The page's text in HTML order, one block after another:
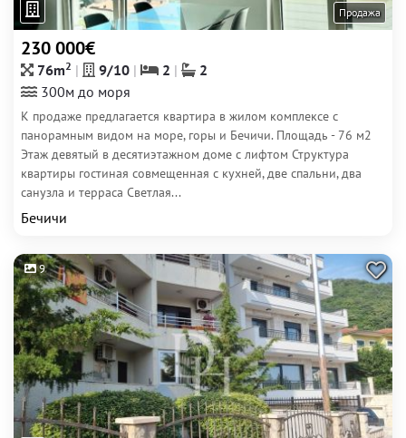
Продажа
230 000€
76m2 9/10 2
2
300м до моря
К продаже предлагается квартира в жилом комплексе с
панорамным видом на море, горы и Бечичи. Площадь - 76 м2
Этаж девятый в десятиэтажном доме с лифтом Структура
квартиры гостиная совмещенная с кухней, две спальни, два
санузла и терраса Светлая...
Бечичи
9